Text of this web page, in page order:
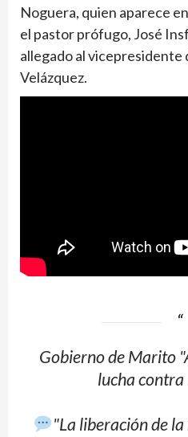
Noguera, quien aparece
el pastor prófugo, José
allegado al vicepresidente
Velázquez.
Gobierno de Marito
lucha contra
"La liberación de